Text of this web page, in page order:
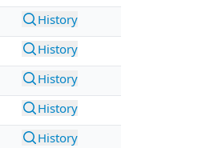
History
History
History
History
History